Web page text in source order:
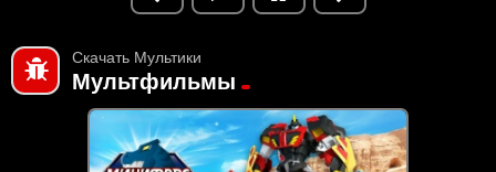
Скачать Мультики
Мультфильмы